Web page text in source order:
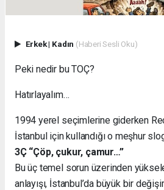
Erkek| Kadın (Haberi Sesli Oku)
Peki nedir bu TOÇ?
Hatırlayalım…
1994 yerel seçimlerine giderken
İstanbul için kullandığı o meşhur
3Ç “Çöp, çukur, çamur…”
Bu üç temel sorun üzerinden
anlayışı, İstanbul’da büyük bir